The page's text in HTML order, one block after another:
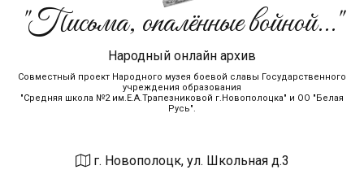
"Письма, опалённые войной..."
Народный онлайн архив
Совместный проект Народного музея боевой славы Государственного
учреждения образования
"Средняя школа №2 им.Е.А.Трапезниковой г.Новополоцка" и ОО "Белая
Русь".
г. Новополоцк, ул. Школьная д.3